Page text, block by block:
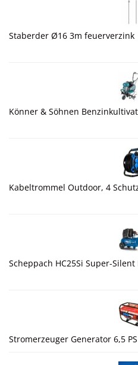
Staberder Ø16 3m feuerverzink
Könner & Söhnen
Kabeltrommel Outdoor, 4
Scheppach HC25Si Super-
Stromerzeuger Generator 6,5 PS